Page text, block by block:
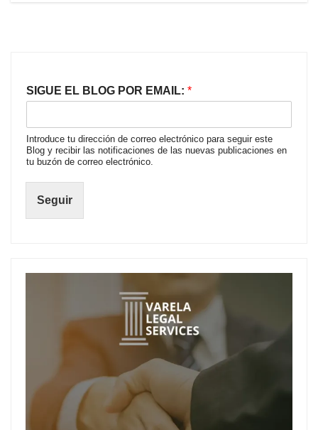
SIGUE EL BLOG POR EMAIL: *
Introduce tu dirección de correo electrónico para seguir este
Blog y recibir las notificaciones de las nuevas publicaciones en
tu buzón de correo electrónico.
Seguir